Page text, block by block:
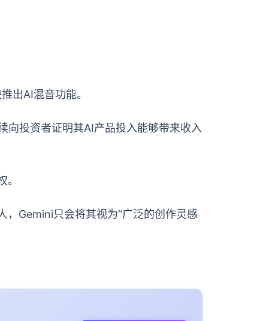
快推出AI混音功能。
向投资者证明其AI产品投入能够带来收入
产权。
，Gemini只会将其视为“广泛的创作灵感